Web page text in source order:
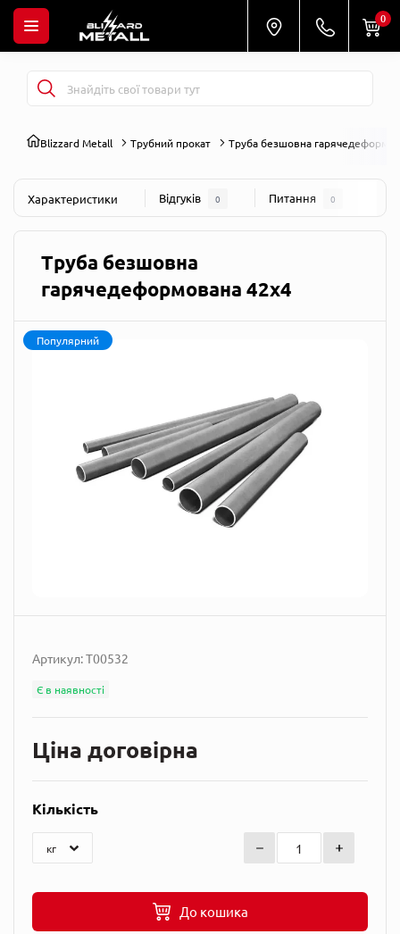
0
Blizzard Metall Трубний прокат Труба безшовна
Характеристики Відгуків 0 Питання 0
Труба безшовна
гарячедеформована 42х4
Популярний
Артикул:T00532
Є в наявності
Ціна договірна
Кількість
До кошика